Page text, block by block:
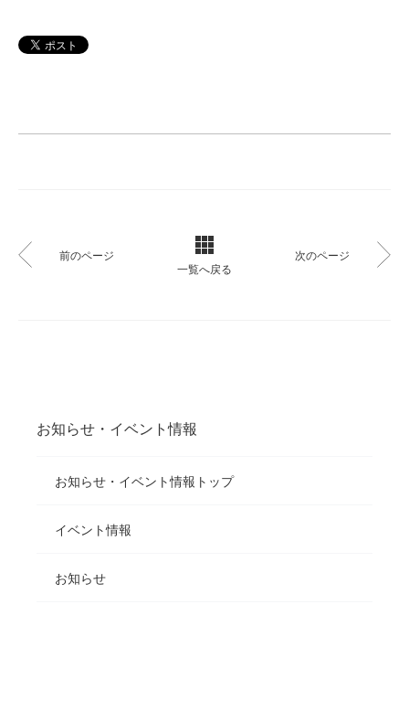
お知らせ・イベント情報
お知らせ・イベント情報トップ
イベント情報
お知らせ
前のページ
一覧へ戻る
次のページ